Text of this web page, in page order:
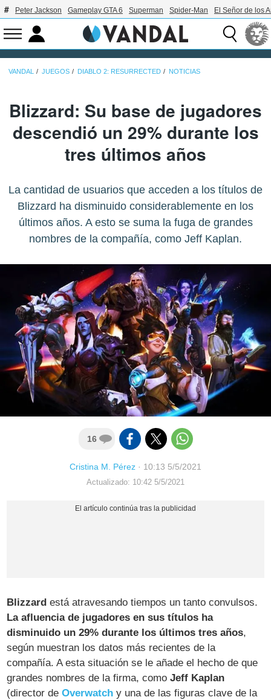
Peter Jackson Gameplay GTA 6 Superman Spider-Man El Señor de los
VANDAL JUEGOS DIABLO 2: RESURRECTED NOTICIAS
Blizzard: Su base de jugadores
descendió un 29% durante los
tres últimos años
La cantidad de usuarios que acceden a los títulos de
Blizzard ha disminuido considerablemente en los
últimos años. A esto se suma la fuga de grandes
nombres de la compañía, como Jeff Kaplan.
16
Cristina M. Pérez · 10:13 5/5/2021
Actualizado: 10:42 5/5/2021
Blizzard está atravesando tiempos un tanto convulsos.
La afluencia de jugadores en sus títulos ha
disminuido un 29% durante los últimos tres años,
según muestran los datos más recientes de la
compañía. A esta situación se le añade el hecho de que
grandes nombres de la firma, comoJeff Kaplan
(director deOverwatch y una de las figuras clave de la